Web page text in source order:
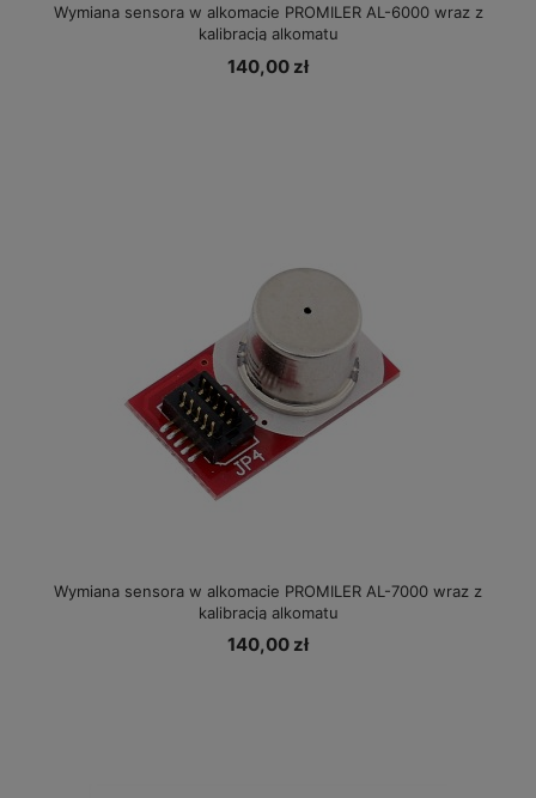
Wymiana sensora w alkomacie PROMILER AL-6000 wraz z
kalibracją alkomatu
140,00 zł
Wymiana sensora w alkomacie PROMILER AL-7000 wraz z
kalibracją alkomatu
140,00 zł